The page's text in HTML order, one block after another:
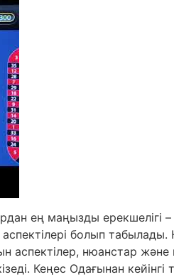
ең маңызды
болып
аспектілер, нюанстар
Кеңес Одағынан